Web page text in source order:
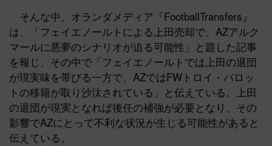
そんな中、オランダメディア『FootballTransfers』
は、「フェイエノールトによる上田売却で、AZアルク
マールに悪夢のシナリオが迫る可能性」と題した記事
を報じ、その中で「フェイエノールトでは上田の退団
が現実味を帯びる一方で、AZではFWトロイ・パロッ
トの移籍が取り沙汰されている」と伝えている。上田
の退団が現実となれば後任の補強が必要となり、その
影響でAZにとって不利な状況が生じる可能性があると
伝えている。